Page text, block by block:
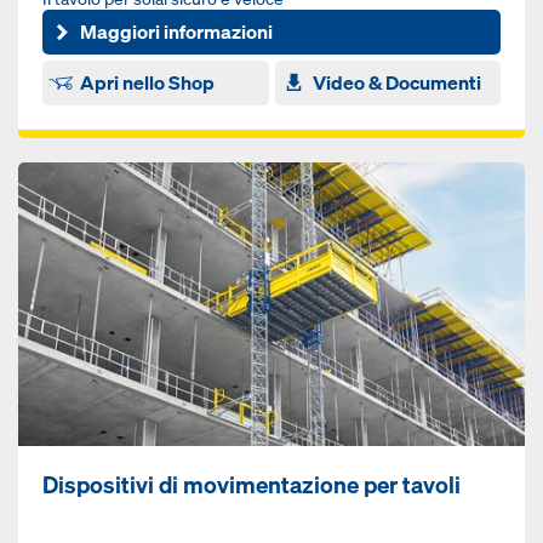
Maggiori informazioni
Apri nello Shop
Video & Documenti
Dispositivi di movimentazione per tavoli